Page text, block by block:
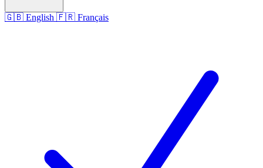
🇬🇧 English 🇫🇷 Français